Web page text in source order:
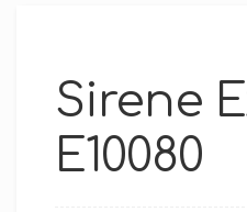
Sirene
E10080